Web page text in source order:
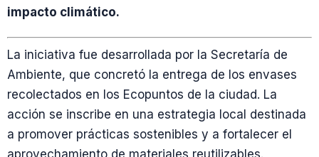
impacto climático.
La iniciativa fue desarrollada por la Secretaría de
Ambiente, que concretó la entrega de los envases
recolectados en los Ecopuntos de la ciudad. La
acción se inscribe en una estrategia local destinada
a promover prácticas sostenibles y a fortalecer el
aprovechamiento de materiales reutilizables.